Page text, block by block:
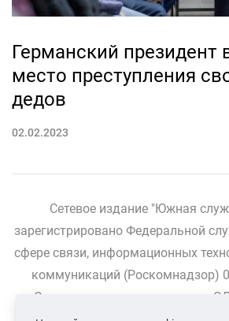
Германский президент
место преступления
дедов
02.02.2023
Сетевое издание "Южная
зарегистрировано Федеральной
сфере связи, информационных
коммуникаций (Роскомнадзор)
Свидетельство о регистрации